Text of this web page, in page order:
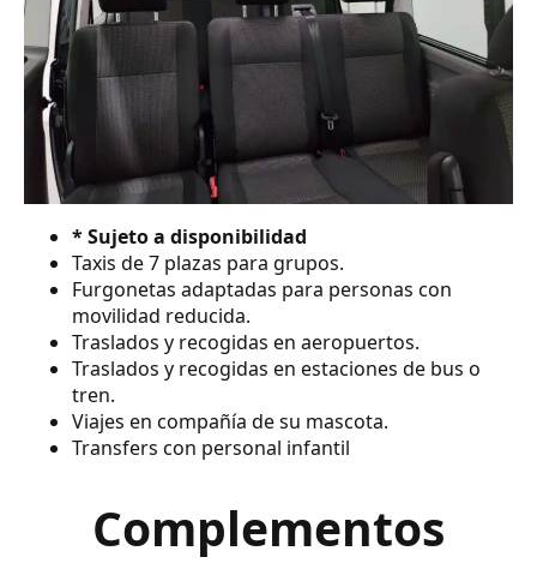
* Sujeto a disponibilidad
Taxis de 7 plazas para grupos.
Furgonetas adaptadas para personas con
movilidad reducida.
Traslados y recogidas en aeropuertos.
Traslados y recogidas en estaciones de bus o
tren.
Viajes en compañía de su mascota.
Transfers con personal infantil
Complementos